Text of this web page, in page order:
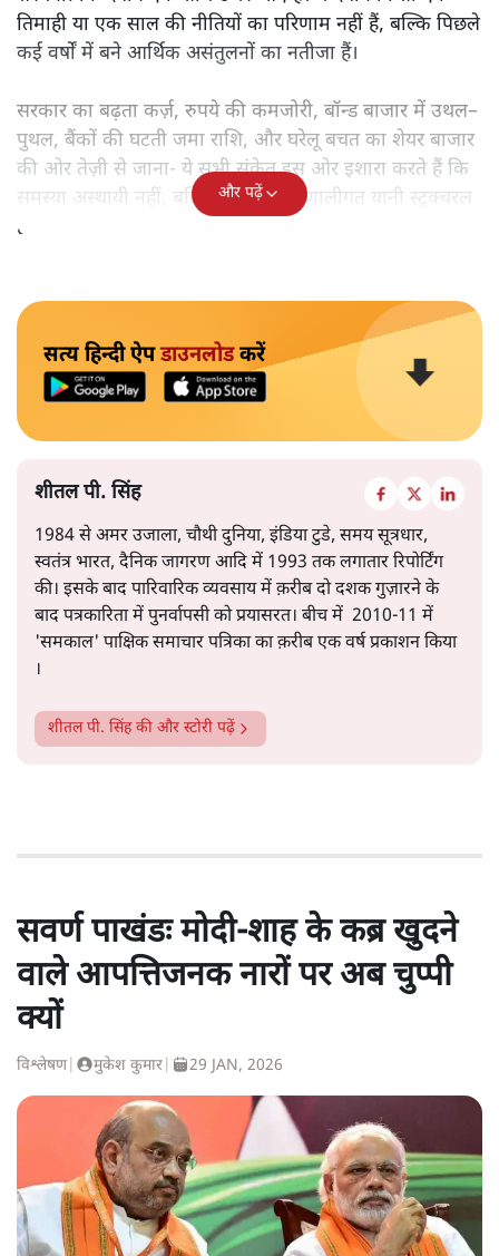
तिमाही या एक साल की नीतियों का परिणाम नहीं हैं, बल्कि पिछले
कई वर्षों में बने आर्थिक असंतुलनों का नतीजा हैं।
सरकार का बढ़ता कर्ज़, रुपये की कमजोरी, बॉन्ड बाजार में उथल–
पुथल, बैंकों की घटती जमा राशि, और घरेलू बचत का शेयर बाजार
की ओर तेज़ी से जाना- ये सभी संकेत इस ओर इशारा करते हैं कि
समस्या अस्थायी नहीं, बल्कि गहरी और प्रणालीगत यानी स्ट्रक्चरल
है।
और पढ़ें
सत्य हिन्दी ऐपडाउनलोडकरें
शीतल पी. सिंह
1984 से अमर उजाला, चौथी दुनिया, इंडिया टुडे, समय सूत्रधार,
स्वतंत्र भारत, दैनिक जागरण आदि में 1993 तक लगातार रिपोर्टिंग
की। इसके बाद पारिवारिक व्यवसाय में क़रीब दो दशक गुज़ारने के
बाद पत्रकारिता में पुनर्वापसी को प्रयासरत। बीच में 2010-11 में
'समकाल' पाक्षिक समाचार पत्रिका का क़रीब एक वर्ष प्रकाशन किया
।
शीतल पी. सिंहकी और स्टोरी पढ़ें
सवर्ण पाखंडः मोदी-शाह के कब्र खुदने
वाले आपत्तिजनक नारों पर अब चुप्पी
क्यों
विश्लेषण| मुकेश कुमार 29 JAN, 2026